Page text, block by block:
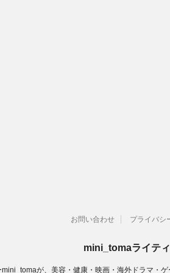
お問い合わせ プライバシ
mini_tomaライテ
が、美容・健康・映画・海外ドラマ・ゲ